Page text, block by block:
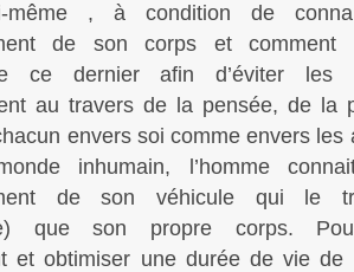
même , à condition de
de son corps et comment
ce dernier afin d’éviter les
au travers de la pensée, de la
envers soi comme envers les
inhumain, l’homme
de son véhicule qui le
que son propre corps.
et obtimiser une durée de vie de